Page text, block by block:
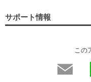
サポート情報
この